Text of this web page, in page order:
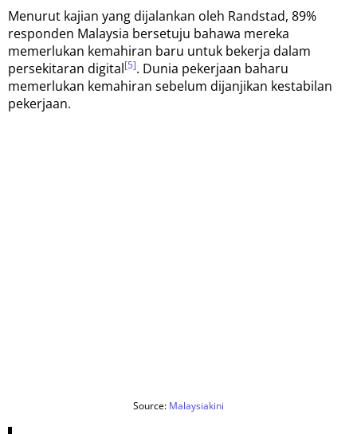
Menurut kajian yang dijalankan oleh Randstad, 89%
responden Malaysia bersetuju bahawa mereka
memerlukan kemahiran baru untuk bekerja dalam
persekitaran digital[5]. Dunia pekerjaan baharu
memerlukan kemahiran sebelum dijanjikan kestabilan
pekerjaan.
Source: Malaysiakini